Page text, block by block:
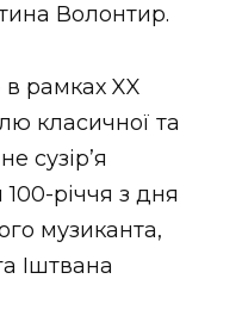
Волонтир.
рамках XX
класичної та
сузір’я
річчя з дня
музиканта,
Іштвана